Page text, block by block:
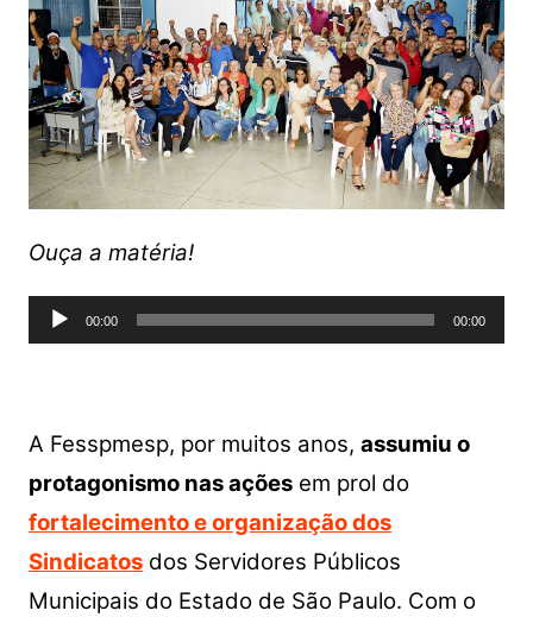
Ouça a matéria!
Tocador
de
00:00 00:00
A Fesspmesp, por muitos anos, assumiu o
protagonismo nas açõesem prol do
fortalecimento e organização dos
Sindicatosdos Servidores Públicos
Municipais do Estado de São Paulo. Com o